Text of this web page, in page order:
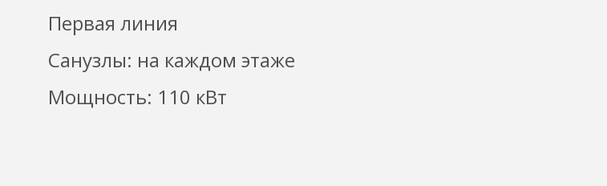
Первая линия
Санузлы: на каждом этаже
Мощность: 110 кВт